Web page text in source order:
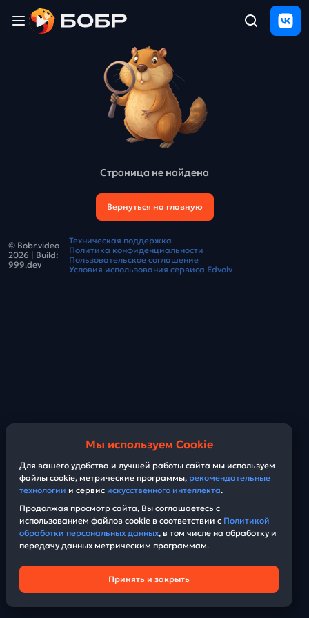
и
отзыв
Страница не найдена
Вернуться на главную
© Bobr.video
2026 | Build:
999.dev
Техническая поддержка
Политика конфиденциальности
Пользовательское соглашение
Условия использования сервиса Edvolv
Мы используем Cookie
Для вашего удобства и лучшей работы сайта мы используем
файлы cookie, метрические программы, рекомендательные
технологии и сервис искусственного интеллекта.
Продолжая просмотр сайта, Вы соглашаетесь с
использованием файлов cookie в соответствии с Политикой
обработки персональных данных, в том числе на обработку и
передачу данных метрическим программам.
Принять и закрыть